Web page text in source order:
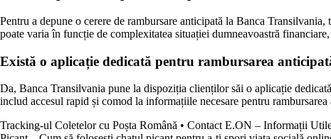
Pentru a depune o cerere de rambursare anticipată la Banca
poate varia în funcție de complexitatea situației dumneavoastră
Există o aplicație dedicată pentru rambursarea
Da, Banca Transilvania pune la dispoziția clienților săi o aplicație
includ accesul rapid și comod la informațiile necesare pentru
Tracking-ul Coletelor cu Poșta Română • Contact E.ON – Informații